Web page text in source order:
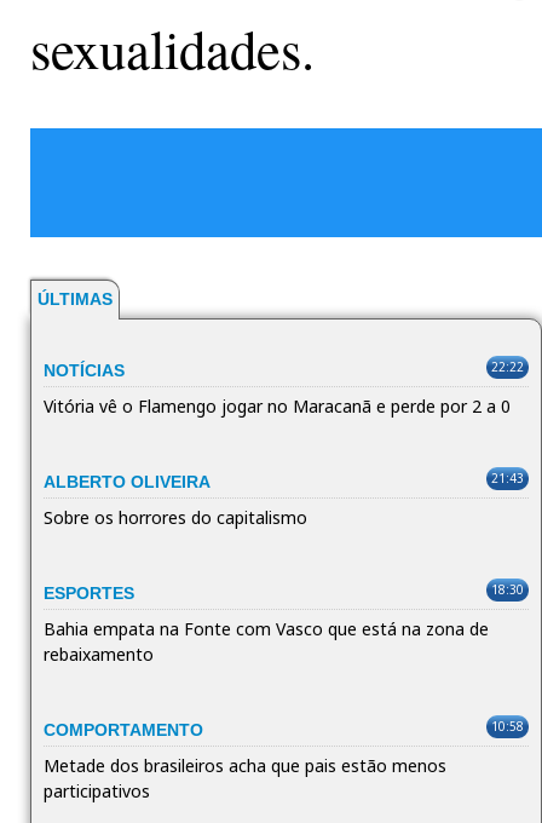
sexualidades.
ÚLTIMAS
NOTÍCIAS 22:22
Vitória vê o Flamengo jogar no Maracanã e perde por 2 a 0
ALBERTO OLIVEIRA 21:43
Sobre os horrores do capitalismo
ESPORTES 18:30
Bahia empata na Fonte com Vasco que está na zona de
rebaixamento
COMPORTAMENTO 10:58
Metade dos brasileiros acha que pais estão menos
participativos